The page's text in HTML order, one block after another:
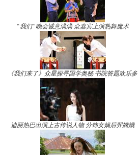
“我们”晚会诚意满满 众嘉宾上演热舞魔术
《我们来了》众星探寻国学奥秘 书院答题欢乐多
迪丽热巴出演上古传说人物 分饰女娲后羿嫦娥